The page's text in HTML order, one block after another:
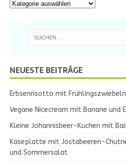
NEUESTE BEITRÄGE
Erbsenrisotto mit
Vegane Nicecream mit Banane und
Kleine Johannisbeer-Kuchen mit
Käseplatte mit Jostabeeren-
und Sommersalat